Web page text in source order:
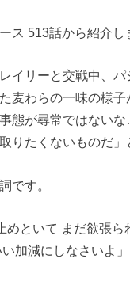
ス 513話から紹介し
イリーと交戦中、
麦わらの一味の様子
態が尋常ではない
りたくないものだ」
です。
めといて まだ欲張
加減にしなさいよ」